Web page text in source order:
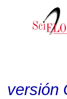
versión